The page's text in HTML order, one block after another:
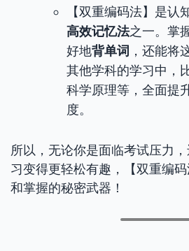
【双重编码法】是认
高效记忆法之一。掌
好地背单词 ，还能将
其他学科的学习中，
科学原理等，全面提
度。
所以，无论你是面临考试压力
习变得更轻松有趣，【双重编
和掌握的秘密武器！